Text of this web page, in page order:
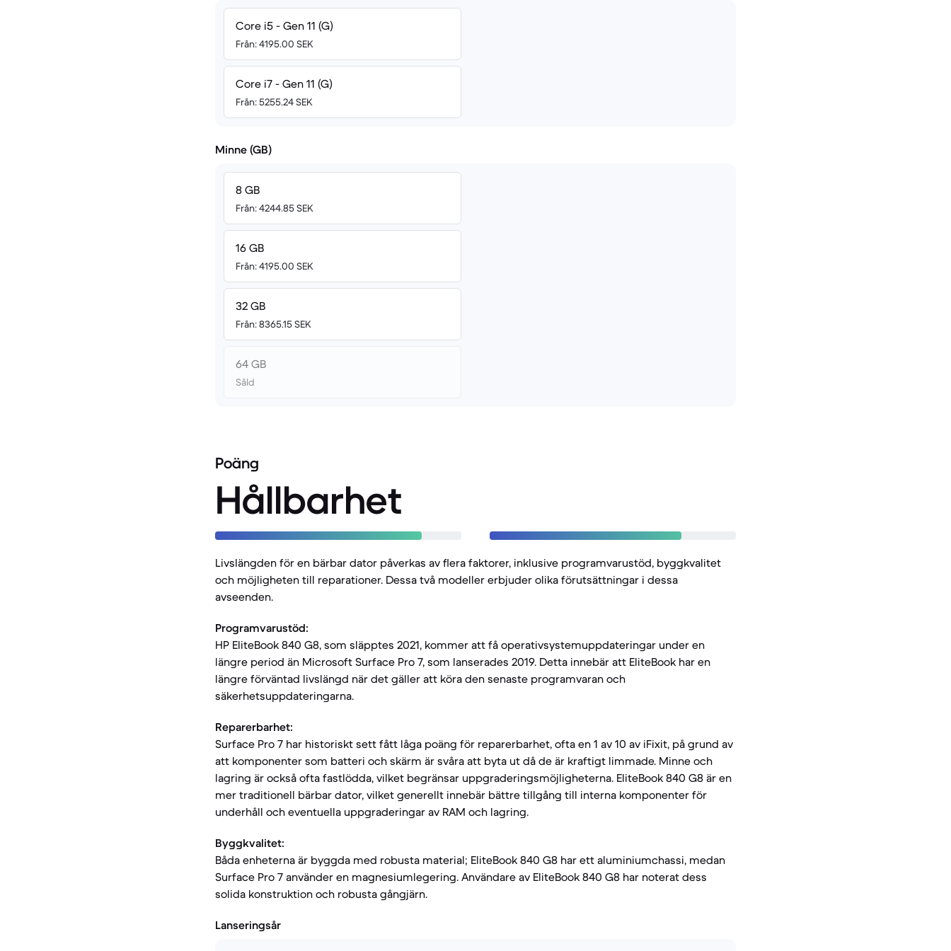
Core i5 - Gen 11 (G)
Från: 4195.00 SEK
Core i7 - Gen 11 (G)
Från: 5255.24 SEK
Minne (GB)
8 GB
Från: 4244.85 SEK
16 GB
Från: 4195.00 SEK
32 GB
Från: 8365.15 SEK
64 GB
Såld
Poäng
Hållbarhet
Livslängden för en bärbar dator påverkas av flera faktorer, inklusive programvarustöd, byggkvalitet
och möjligheten till reparationer. Dessa två modeller erbjuder olika förutsättningar i dessa
avseenden.
Programvarustöd:
HP EliteBook 840 G8, som släpptes 2021, kommer att få operativsystemuppdateringar under en
längre period än Microsoft Surface Pro 7, som lanserades 2019. Detta innebär att EliteBook har en
längre förväntad livslängd när det gäller att köra den senaste programvaran och
säkerhetsuppdateringarna.
Reparerbarhet:
Surface Pro 7 har historiskt sett fått låga poäng för reparerbarhet, ofta en 1 av 10 av iFixit, på grund av
att komponenter som batteri och skärm är svåra att byta ut då de är kraftigt limmade. Minne och
lagring är också ofta fastlödda, vilket begränsar uppgraderingsmöjligheterna. EliteBook 840 G8 är en
mer traditionell bärbar dator, vilket generellt innebär bättre tillgång till interna komponenter för
underhåll och eventuella uppgraderingar av RAM och lagring.
Byggkvalitet:
Båda enheterna är byggda med robusta material; EliteBook 840 G8 har ett aluminiumchassi, medan
Surface Pro 7 använder en magnesiumlegering. Användare av EliteBook 840 G8 har noterat dess
solida konstruktion och robusta gångjärn.
Lanseringsår